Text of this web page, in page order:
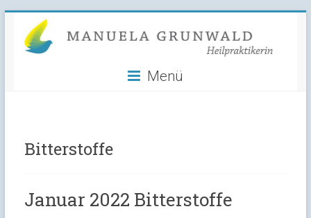
content
Manuela
Grunwald
Menü
Bitterstoffe
Januar 2022 Bitterstoffe